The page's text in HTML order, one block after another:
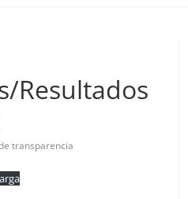
Resultados
transparencia